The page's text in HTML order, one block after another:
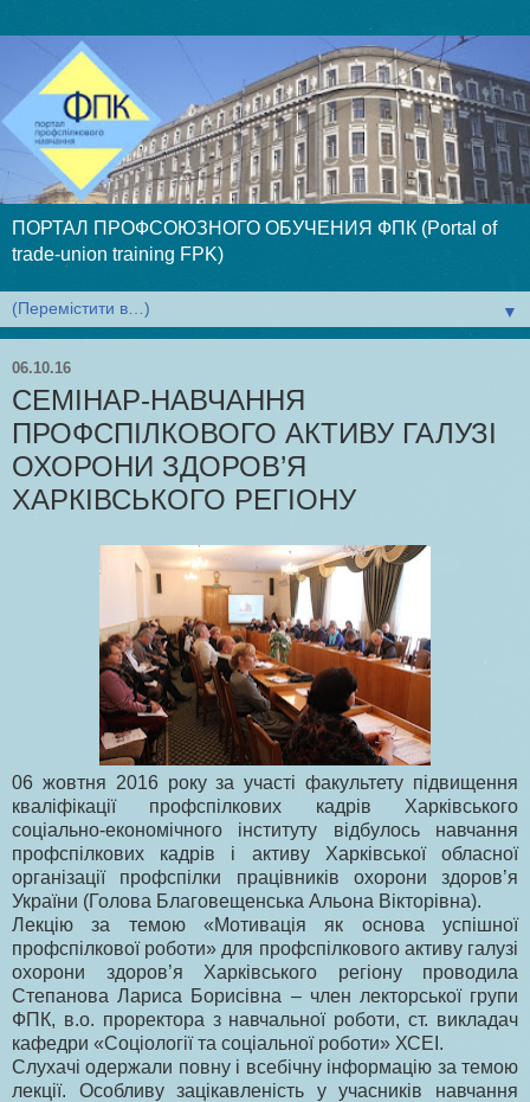
ПОРТАЛ ПРОФСОЮЗНОГО ОБУЧЕНИЯ ФПК (Portal of
trade-union training FPK)
▼
06.10.16
СЕМІНАР-НАВЧАННЯ
ПРОФСПІЛКОВОГО АКТИВУ ГАЛУЗІ
ОХОРОНИ ЗДОРОВ’Я
ХАРКІВСЬКОГО РЕГІОНУ
06 жовтня 2016 року за участі факультету підвищення
кваліфікації профспілкових кадрів Харківського
соціально-економічного інституту відбулось навчання
профспілкових кадрів і активу Харківської обласної
організації профспілки працівників охорони здоров’я
України (Голова Благовещенська Альона Вікторівна).
Лекцію за темою «Мотивація як основа успішної
профспілкової роботи» для профспілкового активу галузі
охорони здоров’я Харківського регіону проводила
Степанова Лариса Борисівна – член лекторської групи
ФПК, в.о. проректора з навчальної роботи, ст. викладач
кафедри «Соціології та соціальної роботи» ХСЕІ.
Слухачі одержали повну і всебічну інформацію за темою
лекції. Особливу зацікавленість у учасників навчання